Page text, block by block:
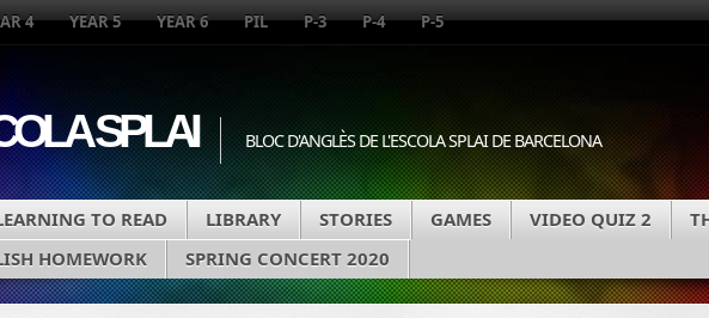
4 YEAR 5 YEAR 6 PIL P-3 P-4 P-5
SPLAI BLOC D'ANGLÈS DE L'ESCOLA SPLAI DE BARCELONA
TO READ LIBRARY STORIES GAMES VIDEO QUIZ 2
HOMEWORK SPRING CONCERT 2020